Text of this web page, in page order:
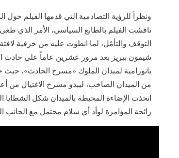
ونظراً للرؤية التصادمية التي قدمها الفيلم حول
ناقشت الفيلم بالطابع السياسي، الأمر الذي
التوقف والتأمُل، لما انطوت عليه من حرفية
شيمون بيريز بعد مرور عشرين عاماً على حادث
بانورامية لميدان الملوك «مسرح الحادث»،
من الميدان الصاخب، ليبدو مسرح الاغتيال من
اتخذت الإضاءة المحيطة بالميدان شكل
رائحة المؤامرة لوأد أي سلام محتمل مع الجانب